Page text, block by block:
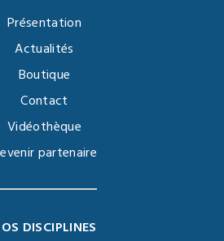
Présentation
Actualités
Boutique
Contact
Vidéothèque
partenaire
DISCIPLINES